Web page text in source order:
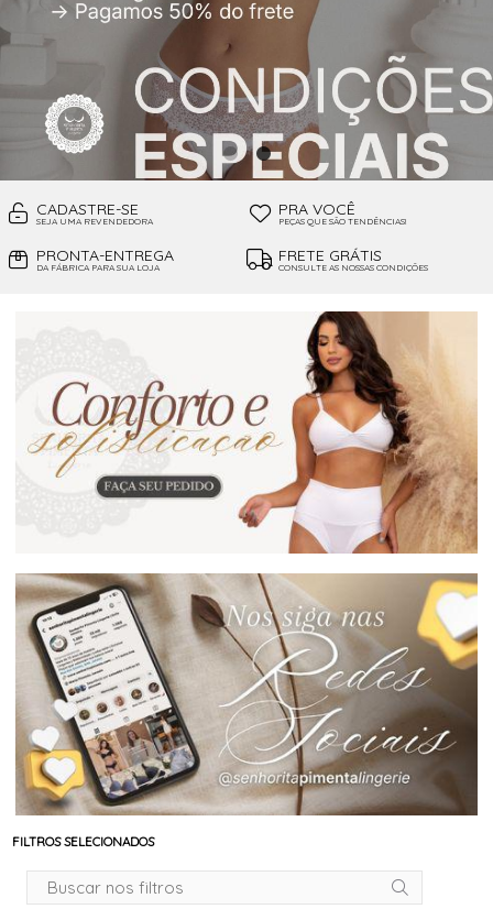
CADASTRE-SE
SEJA UMA REVENDEDORA
PRA VOCÊ
PEÇAS QUE SÃO TENDÊNCIAS!
PRONTA-ENTREGA
DA FÁBRICA PARA SUA LOJA
FRETE GRÁTIS
CONSULTE AS NOSSAS CONDIÇÕES
FILTROS SELECIONADOS